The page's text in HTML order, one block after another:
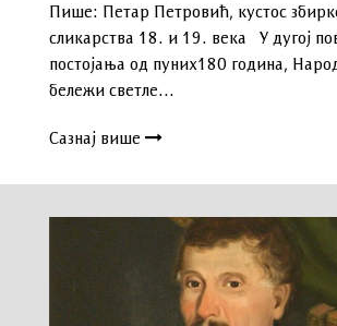
Пише: Петар Петровић, кустос
сликарства 18. и 19. века У дугој
постојања од пуних180 година,
бележи светле…
Сазнај више